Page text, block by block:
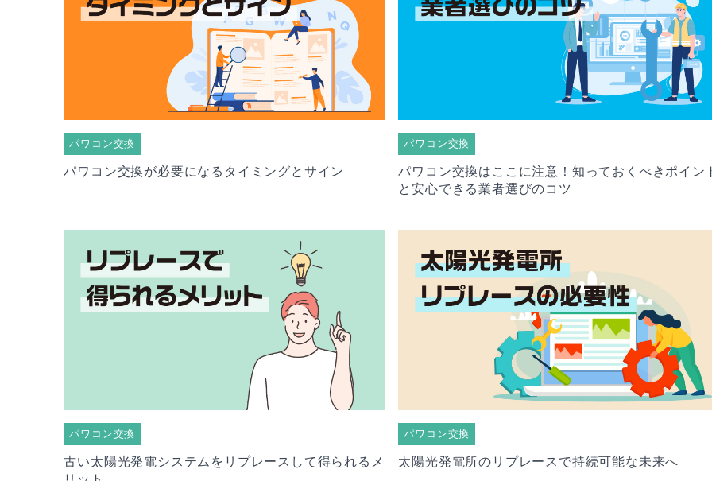
パワコン交換
パワコン交換が必要になるタイミングとサイン
パワコン交換
パワコン交換はここに注意！知っておくべきポイン
と安心できる業者選びのコツ
パワコン交換
古い太陽光発電システムをリプレースして得られるメ
パワコン交換
太陽光発電所のリプレースで持続可能な未来へ